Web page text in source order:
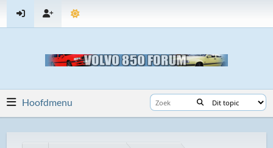
Hoofdmenu